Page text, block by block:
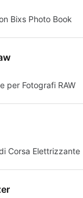
Bixs Photo Book
per Fotografi RAW
Corsa Elettrizzante